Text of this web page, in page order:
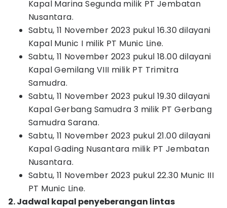
Kapal Marina Segunda milik PT Jembatan
Nusantara.
Sabtu, 11 November 2023 pukul 16.30 dilayani
Kapal Munic I milik PT Munic Line.
Sabtu, 11 November 2023 pukul 18.00 dilayani
Kapal Gemilang VIII milik PT Trimitra
Samudra.
Sabtu, 11 November 2023 pukul 19.30 dilayani
Kapal Gerbang Samudra 3 milik PT Gerbang
Samudra Sarana.
Sabtu, 11 November 2023 pukul 21.00 dilayani
Kapal Gading Nusantara milik PT Jembatan
Nusantara.
Sabtu, 11 November 2023 pukul 22.30 Munic III
PT Munic Line.
2. Jadwal kapal penyeberangan lintas